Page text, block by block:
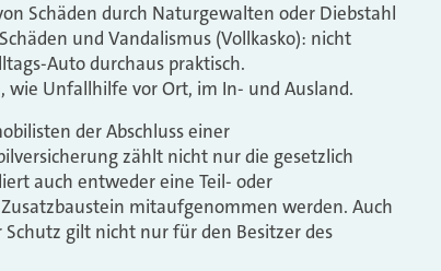
Schäden durch Naturgewalten oder Diebstahl
und Vandalismus (Vollkasko): nicht
Auto durchaus praktisch.
wie Unfallhilfe vor Ort, im In- und Ausland.
der Abschluss einer
zählt nicht nur die gesetzlich
auch entweder eine Teil- oder
mitaufgenommen werden. Auch
gilt nicht nur für den Besitzer des